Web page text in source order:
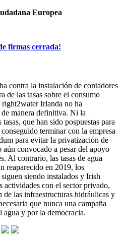
Europea
firmas cerrada!
contra la instalación de contadores
de las tasas sobre el consumo
right2water Irlanda no ha
manera definitiva. Ni la
que han sido pospuestas para
terminar con la empresa
para evitar la privatización de
convocado a pesar del apoyo
Al contrario, las tasas de agua
reaparecido en 2019, los
siendo instalados y Irish
actividades con el sector privado,
de las infraestructuras hidráulicas y
que nunca una campaña
agua y por la democracia.